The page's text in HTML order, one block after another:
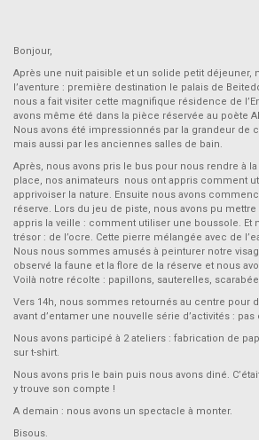
Bonjour,
Après une nuit paisible et un solide petit déjeuner,
l’aventure : première destination le palais de
nous a fait visiter cette magnifique résidence de
avons même été dans la pièce réservée au poète
Nous avons été impressionnés par la grandeur de
mais aussi par les anciennes salles de bain.
Après, nous avons pris le bus pour nous rendre à
place, nos animateurs nous ont appris comment
apprivoiser la nature. Ensuite nous avons
réserve. Lors du jeu de piste, nous avons pu
appris la veille : comment utiliser une boussole. Et
trésor : de l’ocre. Cette pierre mélangée avec de
Nous nous sommes amusés à peinturer notre
observé la faune et la flore de la réserve et nous
Voilà notre récolte : papillons, sauterelles,
Vers 14h, nous sommes retournés au centre pour
avant d’entamer une nouvelle série d’activités :
Nous avons participé à 2 ateliers : fabrication de
sur t-shirt.
Nous avons pris le bain puis nous avons diné.
y trouve son compte !
A demain : nous avons un spectacle à monter.
Bisous.